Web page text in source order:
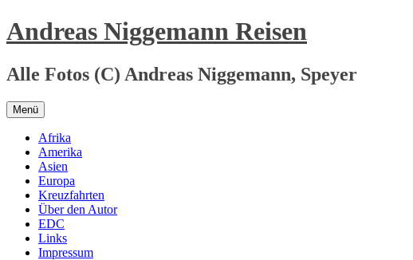
Zum
Inhalt
Andreas Niggemann Reisen
Alle Fotos (C) Andreas Niggemann, Speyer
Menü
Afrika
Amerika
Asien
Europa
Kreuzfahrten
Über den Autor
EDC
Links
Impressum